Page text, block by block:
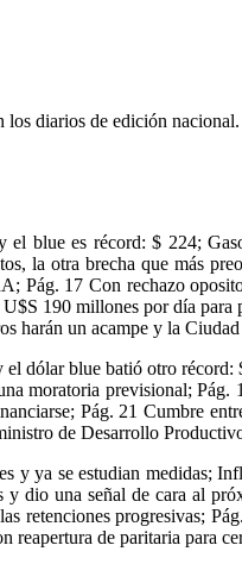
diarios de edición nacional.
blue es récord: $ 224;
la otra brecha que más
Pág. 17 Con rechazo
190 millones por día
harán un acampe y la
dólar blue batió otro
moratoria previsional;
Pág. 21 Cumbre
de Desarrollo
y ya se estudian medidas;
dio una señal de cara al
retenciones progresivas;
reapertura de paritaria para